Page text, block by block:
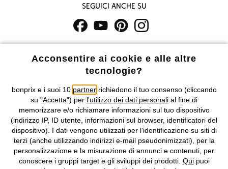
Seguici anche su
costi di servizio.
Condizioni di vendita
Informativa privacy e cookie Gestione dei cookie
Informazioni legali Diritto di recesso
©2026 bonprix.Tutti i diritti riservati.
bonprix S.r.l. con socio unico, sede legale: via Adua 33 - 13855
Acconsentire ai cookie e alle altre
tecnologie?
bonprix e i suoi 10 partnerrichiedono il tuo consenso (cliccando
su "Accetta") per l'utilizzo dei dati personali al fine di
memorizzare e/o richiamare informazioni sul tuo dispositivo
(indirizzo IP, ID utente, informazioni sul browser, identificatori del
dispositivo). I dati vengono utilizzati per l'identificazione su siti di
terzi (anche utilizzando indirizzi e-mail pseudonimizzati), per la
personalizzazione e la misurazione di annunci e contenuti, per
conoscere i gruppi target e gli sviluppi dei prodotti. Quipuoi